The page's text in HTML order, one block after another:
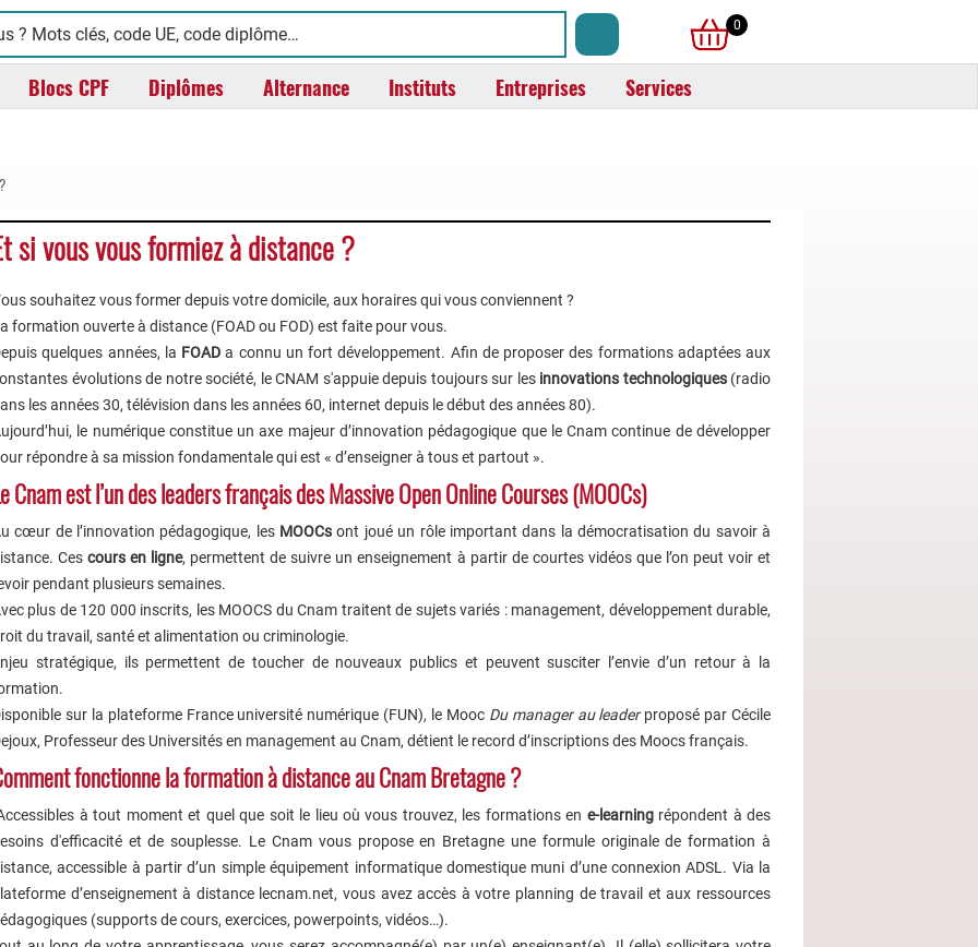
0
Blocs CPF Diplômes Alternance Instituts Entreprises Services
si vous vous formiez à distance ?
souhaitez vous former depuis votre domicile, aux horaires qui vous conviennent ?
formation ouverte à distance (FOAD ou FOD) est faite pour vous.
quelques années, la FOAD a connu un fort développement. Afin de proposer des formations adaptées aux
évolutions de notre société, le CNAM s'appuie depuis toujours sur les innovations technologiques(radio
les années 30, télévision dans les années 60, internet depuis le début des années 80).
le numérique constitue un axe majeur d’innovation pédagogique que le Cnam continue de développer
répondre à sa mission fondamentale qui est « d’enseigner à tous et partout ».
Cnam est l’un des leaders français des Massive Open Online Courses (MOOCs)
cœur de l’innovation pédagogique, les MOOCs ont joué un rôle important dans la démocratisation du savoir à
Cescours en ligne, permettent de suivre un enseignement à partir de courtes vidéos que l’on peut voir et
pendant plusieurs semaines.
plus de 120 000 inscrits, les MOOCS du Cnam traitent de sujets variés : management, développement durable,
du travail, santé et alimentation ou criminologie.
stratégique, ils permettent de toucher de nouveaux publics et peuvent susciter l’envie d’un retour à la
sur la plateforme France université numérique (FUN), le Mooc Du manager au leaderproposé par Cécile
Professeur des Universités en management au Cnam, détient le record d’inscriptions des Moocs français.
fonctionne la formation à distance au Cnam Bretagne ?
à tout moment et quel que soit le lieu où vous trouvez, les formations en e-learningrépondent à des
d'efficacité et de souplesse. Le Cnam vous propose en Bretagne une formule originale de formation à
accessible à partir d’un simple équipement informatique domestique muni d’une connexion ADSL. Via la
d’enseignement à distance lecnam.net, vous avez accès à votre planning de travail et aux ressources
(supports de cours, exercices, powerpoints, vidéos…).